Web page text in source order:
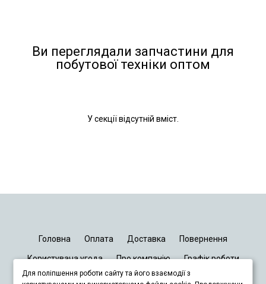
Ви переглядали запчастини для
побутової техніки оптом
У секції відсутній вміст.
Головна Оплата Доставка Повернення
Користувача угода Про компанію Графік роботи
Київ Дніпро Запоріжжя Львів
Для поліпшення роботи сайту та його взаємодії з